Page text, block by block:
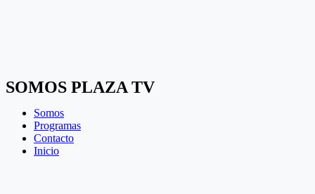
SOMOS PLAZA TV
Somos
Programas
Contacto
Inicio